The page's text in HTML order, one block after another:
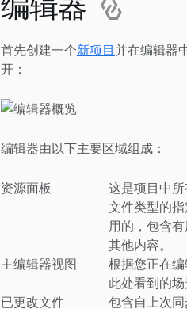
首先创建一个新项目并在编辑器
开：
编辑器由以下主要区域组成：
资源面板
这是项目中
文件类型的
用的，包含
其他内容。
主编辑器视图
根据您正在
此处看到的
已更改文件
包含自上次